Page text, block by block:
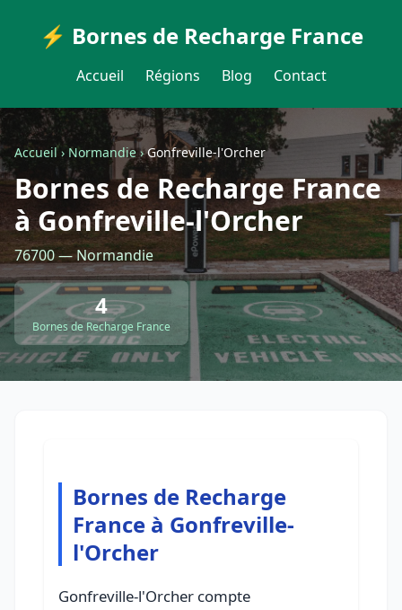
⚡ Bornes de Recharge France
Accueil Régions Blog Contact
Accueil›Normandie›Gonfreville-l'Orcher
Bornes de Recharge France
à Gonfreville-l'Orcher
76700 — Normandie
4
Bornes de Recharge France
Bornes de Recharge
France à Gonfreville-
l'Orcher
Gonfreville-l'Orcher compte